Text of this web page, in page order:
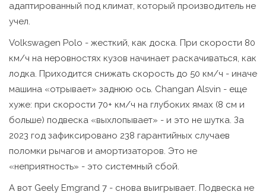
адаптированный под климат, который производитель не
учел.
Volkswagen Polo - жесткий, как доска. При скорости 80
км/ч на неровностях кузов начинает раскачиваться, как
лодка. Приходится снижать скорость до 50 км/ч - иначе
машина «отрывает» заднюю ось. Changan Alsvin - еще
хуже: при скорости 70+ км/ч на глубоких ямах (8 см и
больше) подвеска «выхлопывает» - и это не шутка. За
2023 год зафиксировано 238 гарантийных случаев
поломки рычагов и амортизаторов. Это не
«неприятность» - это системный сбой.
А вот Geely Emgrand 7 - снова выигрывает. Подвеска не